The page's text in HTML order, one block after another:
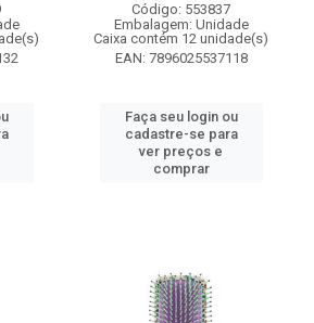
Código: 553837
Embalagem: Unidade
Caixa contém 12 unidade(s)
EAN: 7896025537118
Faça seu login ou
cadastre-se para
ver preços e
comprar